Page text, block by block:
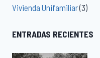
Vivienda Unifamiliar(3)
ENTRADAS RECIENTES